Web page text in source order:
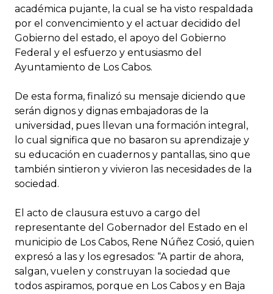
académica pujante, la cual se ha visto respaldada
por el convencimiento y el actuar decidido del
Gobierno del estado, el apoyo del Gobierno
Federal y el esfuerzo y entusiasmo del
Ayuntamiento de Los Cabos.
De esta forma, finalizó su mensaje diciendo que
serán dignos y dignas embajadoras de la
universidad, pues llevan una formación integral,
lo cual significa que no basaron su aprendizaje y
su educación en cuadernos y pantallas, sino que
también sintieron y vivieron las necesidades de la
sociedad.
El acto de clausura estuvo a cargo del
representante del Gobernador del Estado en el
municipio de Los Cabos, Rene Núñez Cosió, quien
expresó a las y los egresados: “A partir de ahora,
salgan, vuelen y construyan la sociedad que
todos aspiramos, porque en Los Cabos y en Baja